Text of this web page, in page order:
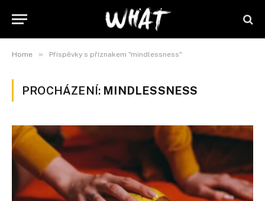
Home » Příspěvky s příznakem "mindlessness"
PROCHÁZENÍ: MINDLESSNESS